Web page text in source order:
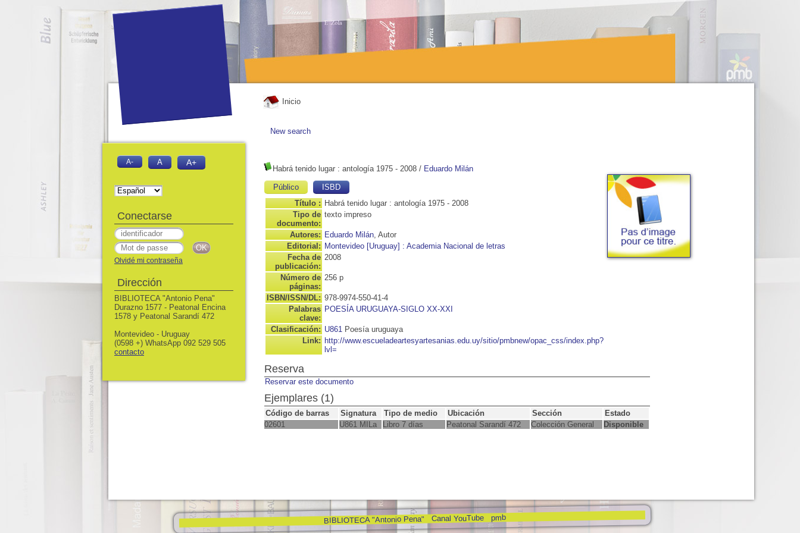
Inicio
New search
Habrá tenido lugar : antología 1975 - 2008 / Eduardo Milán
Público
ISBD
Título : Habrá tenido lugar : antología 1975 - 2008
Tipo de
documento:
texto impreso
Autores: Eduardo Milán, Autor
Editorial: Montevideo [Uruguay] : Academia Nacional de letras
Fecha de
publicación:
2008
Número de
páginas:
256 p
ISBN/ISSN/DL: 978-9974-550-41-4
Palabras
clave:
POESÍA URUGUAYA-SIGLO XX-XXI
Clasificación: U861 Poesía uruguaya
Link: http://www.escueladeartesyartesanias.edu.uy/sitio/pmbnew/opac_css/index.php?
lvl=
Reserva
Reservar este documento
Ejemplares (1)
Código de barras Signatura Tipo de medio Ubicación Sección
Estado
02601
U861 MILa Libro 7 días Peatonal Sarandí 472 Colección General Disponible
BIBLIOTECA "Antonio Pena" Canal YouTube pmb
A- A A+
Conectarse
Olvidé mi contraseña
Dirección
BIBLIOTECA "Antonio Pena"
Durazno 1577 - Peatonal Encina
1578 y Peatonal Sarandí 472
Montevideo - Uruguay
(0598 +) WhatsApp 092 529 505
contacto